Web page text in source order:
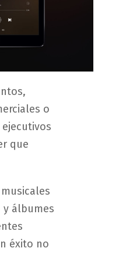
o
que
y álbumes
éxito no